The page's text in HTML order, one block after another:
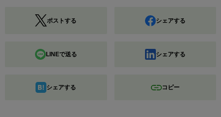
ポストする シェアする
LINEで送る シェアする
シェアする コピー